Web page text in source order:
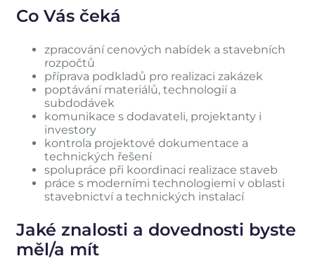
Co Vás čeká
zpracování cenových nabídek a stavebních
rozpočtů
příprava podkladů pro realizaci zakázek
poptávání materiálů, technologií a
subdodávek
komunikace s dodavateli, projektanty i
investory
kontrola projektové dokumentace a
technických řešení
spolupráce při koordinaci realizace staveb
práce s moderními technologiemi v oblasti
stavebnictví a technických instalací
Jaké znalosti a dovednosti byste
měl/a mít